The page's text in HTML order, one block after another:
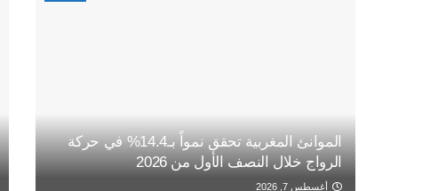
الموانئ المغربية تحقق نمواً بـ14.4% في حركة
الرواج خلال النصف الأول من 2026
أغسطس 7, 2026